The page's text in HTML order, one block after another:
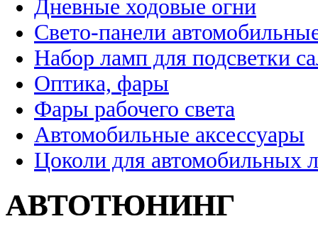
Дневные ходовые огни
Свето-панели
Набор ламп для подсветки
Оптика, фары
Фары рабочего света
Автомобильные аксессуары
Цоколи для автомобильных
АВТОТЮНИНГ